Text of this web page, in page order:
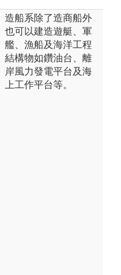
造船系除了造商船外
也可以建造遊艇、軍
艦、漁船及海洋工程
結構物如鑽油台、離
岸風力發電平台及海
上工作平台等。